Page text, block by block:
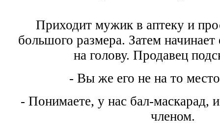
Приходит мужик в аптеку и
большого размера. Затем начинает
на голову. Продавец
- Вы же его не на то
- Понимаете, у нас бал-маскарад,
членом.